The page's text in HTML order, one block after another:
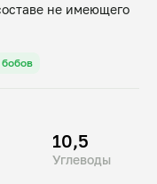
не имеющего
10,5
Углеводы